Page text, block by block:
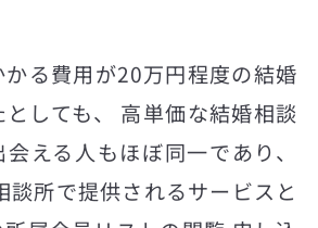
る費用が20万円程度の結婚
しても、 高単価な結婚相談
える人もほぼ同一であり、
談所で提供されるサービスと